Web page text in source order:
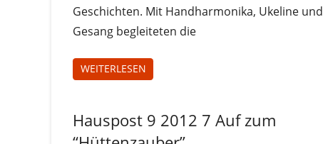
Geschichten. Mit Handharmonika, Ukeline und
Gesang begleiteten die
WEITERLESEN
Hauspost
9 2012
Hauspost 9 2012 7 Auf zum